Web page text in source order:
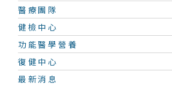
醫療團隊
健檢中心
功能醫學營養
復健中心
最新消息